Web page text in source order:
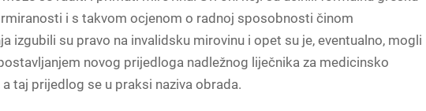
i s takvom ocjenom o radnoj sposobnosti činom
izgubili su pravo na invalidsku mirovinu i opet su je, eventualno, mogli
novog prijedloga nadležnog liječnika za medicinsko
taj prijedlog se u praksi naziva obrada.